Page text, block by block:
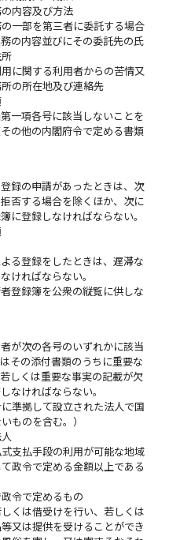
内容及び方法
一部を第三者に委託する場合
の内容並びにその委託先の氏
に関する利用者からの苦情又
の所在地及び連絡先
一項各号に該当しないことを
の他の内閣府令で定める書類
録の申請があったときは、次
否する場合を除くほか、次に
に登録しなければならない。
る登録をしたときは、遅滞な
ければならない。
登録簿を公衆の縦覧に供しな
が次の各号のいずれかに該当
その添付書類のうちに重要な
しくは重要な事実の記載が欠
なければならない。
準拠して設立された法人で国
ものを含む。）
支払手段の利用が可能な地域
政令で定める金額以上である
令で定めるもの
くは借受けを行い、若しくは
又は提供を受けることができ